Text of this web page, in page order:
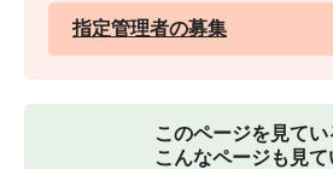
指定管理者の募集
このページを見てい
こんなページも見